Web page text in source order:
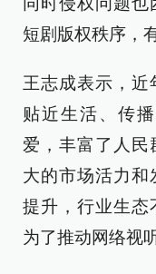
短剧版权秩序，
王志成表示，近
贴近生活、传
爱，丰富了人民
大的市场活力和
提升，行业生态
为了推动网络视